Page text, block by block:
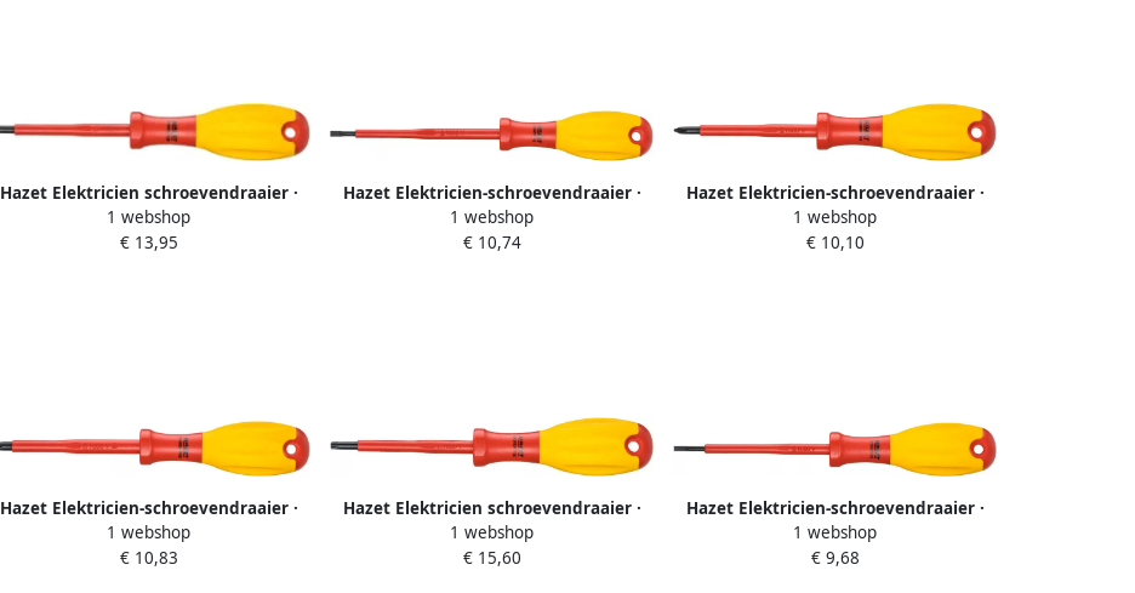
Hazet Elektricien schroevendraaier ·
geïsoleerd 810VDE-T20 · Binnen-TORX -
profiel · SW T20
1 webshop
€ 13,95
Hazet Elektricien-schroevendraaier ·
geïsoleerd 810VDE-35 · Sleufprofiel · SW
0 6 x 3 5 mm
1 webshop
€ 10,74
Hazet Elektricien-schroevendraaier ·
geïsoleerd 810VDE-PH1 · Kruiskop
profiel PH · SW PH1
1 webshop
€ 10,10
Hazet Elektricien-schroevendraaier ·
geïsoleerd 810VDE-PH2 · Kruiskop
profiel PH · SW PH2
1 webshop
€ 10,83
Hazet Elektricien schroevendraaier ·
geïsoleerd 810VDE-T25 · Binnen-TORX -
profiel · SW T25
1 webshop
€ 15,60
Hazet Elektricien-schroevendraaier ·
geïsoleerd 810VDE-25 · Sleufprofiel · SW
0 4 x 2 5 mm
1 webshop
€ 9,68